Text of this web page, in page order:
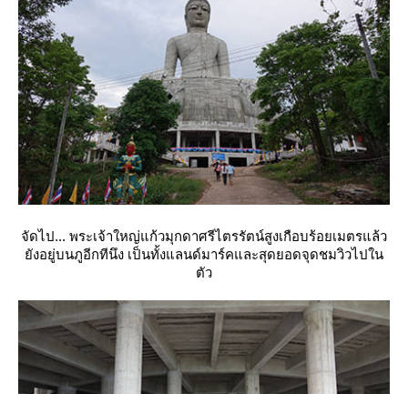
จัดไป... พระเจ้าใหญ่แก้วมุกดาศรีไตรรัตน์สูงเกือบร้อยเมตรแล้ว
ังอยู่บนภูอีกทีนึง เป็นทั้งแลนด์มาร์คและสุดยอดจุดชมวิวไปใน
ตัว